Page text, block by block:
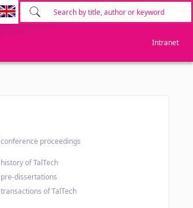
Intranet
conference proceedings
history of TalTech
pre-dissertations
transactions of TalTech